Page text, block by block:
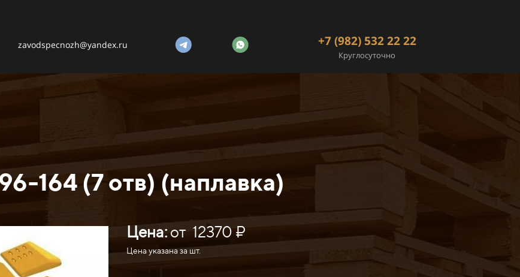
zavodspecnozh@yandex.ru +7 (982) 532 22 22
Круглосуточно
164 (7 отв) (наплавка)
Цена:от 12370 ₽
Цена указана за шт.